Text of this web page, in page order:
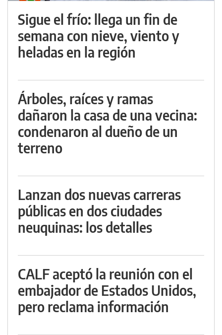
Sigue el frío: llega un fin de
semana con nieve, viento y
heladas en la región
Árboles, raíces y ramas
dañaron la casa de una vecina:
condenaron al dueño de un
terreno
Lanzan dos nuevas carreras
públicas en dos ciudades
neuquinas: los detalles
CALF aceptó la reunión con el
embajador de Estados Unidos,
pero reclama información